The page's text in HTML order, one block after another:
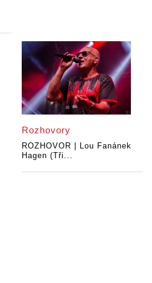
Rozhovory
ROZHOVOR | Lou Fanánek
Hagen (Tři...